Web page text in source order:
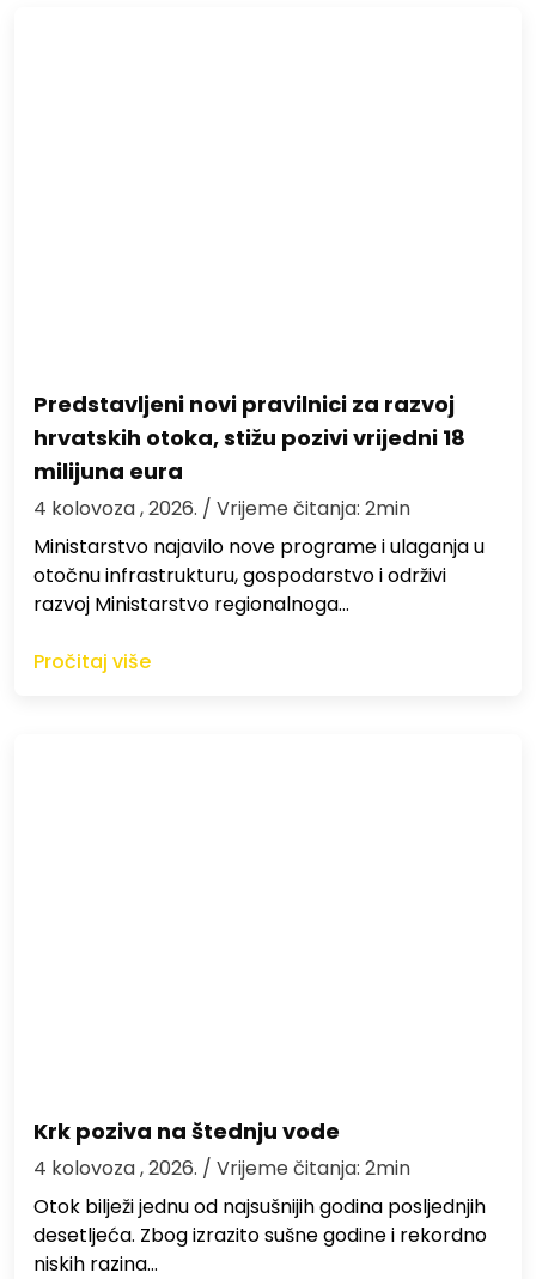
Predstavljeni novi pravilnici za razvoj
hrvatskih otoka, stižu pozivi vrijedni 18
milijuna eura
4 kolovoza , 2026. / Vrijeme čitanja: 2min
Ministarstvo najavilo nove programe i ulaganja u
otočnu infrastrukturu, gospodarstvo i održivi
razvoj Ministarstvo regionalnoga…
Pročitaj više
Krk poziva na štednju vode
4 kolovoza , 2026. / Vrijeme čitanja: 2min
Otok bilježi jednu od najsušnijih godina posljednjih
desetljeća. Zbog izrazito sušne godine i rekordno
niskih razina…